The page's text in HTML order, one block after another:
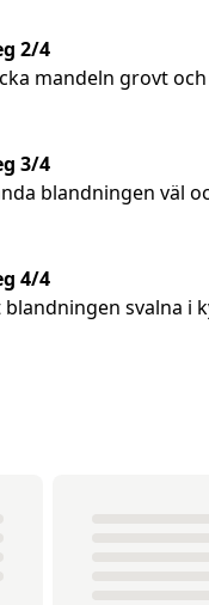
2/4
mandeln grovt
3/4
blandningen väl
4/4
blandningen svalna i